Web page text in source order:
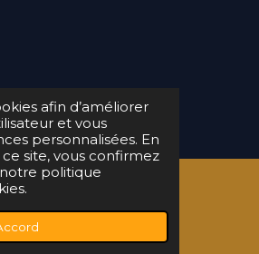
afin d’améliorer
et vous
personnalisées. En
site, vous confirmez
politique